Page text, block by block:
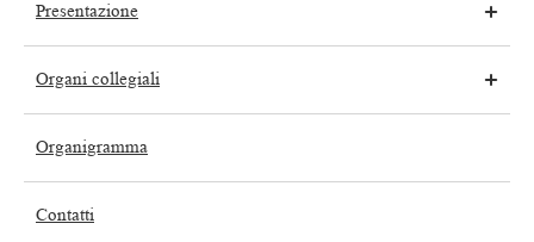
Presentazione
Organi collegiali
Organigramma
Contatti